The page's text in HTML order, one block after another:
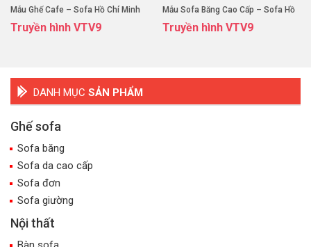
Mẫu Ghế Cafe – Sofa Hồ Chí Minh
Truyền hình VTV9
Mẫu Sofa Băng Cao Cấp – Sofa Hồ
Chí Minh
Truyền hình VTV9
DANH MỤC SẢN PHẨM
Ghế sofa
Sofa băng
Sofa da cao cấp
Sofa đơn
Sofa giường
Nội thất